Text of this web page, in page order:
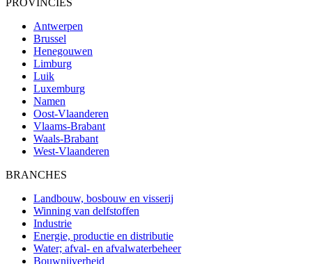
Antwerpen
Brussel
Henegouwen
Limburg
Luik
Luxemburg
Namen
Oost-Vlaanderen
Vlaams-Brabant
Waals-Brabant
West-Vlaanderen
BRANCHES
Landbouw, bosbouw en visserij
Winning van delfstoffen
Industrie
Energie, productie en distributie
Water; afval- en afvalwaterbeheer
Bouwnijverheid